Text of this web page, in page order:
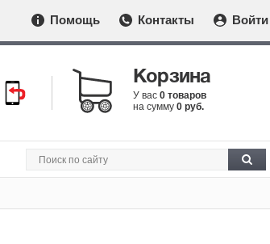
Помощь Контакты Войти
Корзина
У вас 0 товаров
на сумму 0 руб.